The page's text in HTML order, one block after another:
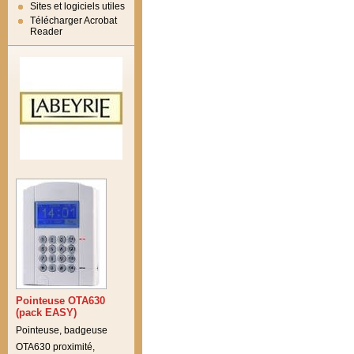
Sites et logiciels utiles
Télécharger Acrobat
Reader
Pointeuse OTA630
(pack EASY)
Pointeuse, badgeuse
OTA630 proximité,